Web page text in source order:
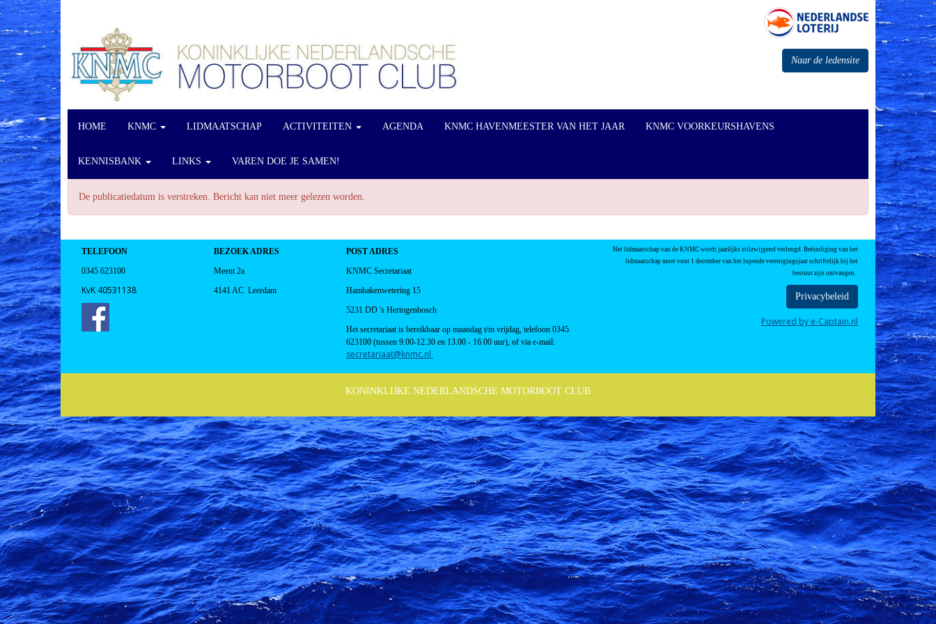
Naar de ledensite
HOME KNMC LIDMAATSCHAP ACTIVITEITEN AGENDA KNMC HAVENMEESTER VAN HET JAAR KNMC VOORKEURSHAVENS
KENNISBANK LINKS VAREN DOE JE SAMEN!
De publicatiedatum is verstreken. Bericht kan niet meer gelezen worden.
TELEFOON
0345 623100
KvK 40531138
BEZOEK ADRES
Meent 2a
4141 AC Leerdam
POST ADRES
KNMC Secretariaat
Hambakenwetering 15
5231 DD 's Hertogenbosch
Het secretariaat is bereikbaar op maandag t/m vrijdag, telefoon 0345
623100 (tussen 9.00-12.30 en 13.00 - 16.00 uur), of via e-mail:
taairaterces@knmc.nl
Het lidmaatschap van de KNMC wordt jaarlijks stilzwijgend verlengd. Beëindiging van het
lidmaatschap moet voor 1 december van het lopende verenigingsjaar schriftelijk bij het
bestuur zijn ontvangen.
Privacybeleid
Powered by e-Captain.nl
KONINKLIJKE NEDERLANDSCHE MOTORBOOT CLUB